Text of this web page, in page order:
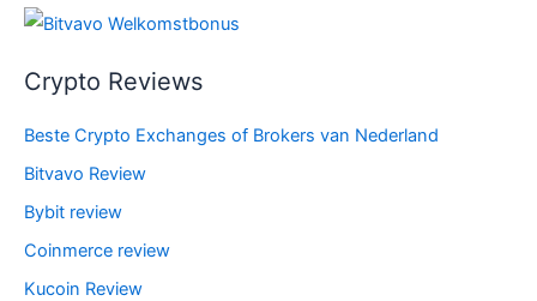
Crypto Reviews
Beste Crypto Exchanges of Brokers van Nederland
Bitvavo Review
Bybit review
Coinmerce review
Kucoin Review